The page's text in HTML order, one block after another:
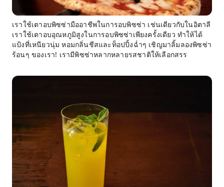
เราใช้เตาอบพิซซ่ามืออาชีพในการอบพิซซ่า เช่นเดียวกับในอิตาลี
เราใช้เตาอบอุณหภูมิสูงในการอบพิซซ่าเพียงครั้งเดียว ทำให้ได้
แป้งที่เหนียวนุ่ม หอมกลิ่นชีสและท็อปปิ้งฉ่ำๆ เชิญมาลิ้มลองพิซซ่า
ร้อนๆ ของเรา! เรามีพิซซ่าหลากหลายรสชาติให้เลือกสรร